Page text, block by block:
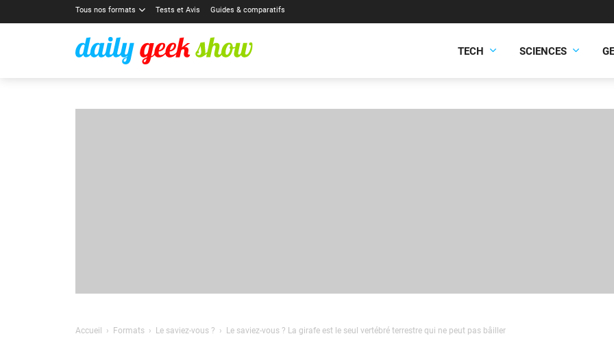
Tous nos formats Tests et Avis Guides & comparatifs
TECH SCIENCES
Accueil Formats Le saviez-vous ? Le saviez-vous ? La girafe est le seul vertébré terrestre qui ne peut pas bâiller